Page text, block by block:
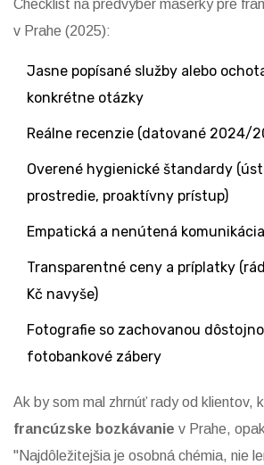
Checklist na predvýber masérky pre
v Prahe (2025):
Jasne popísané služby alebo
konkrétne otázky
Reálne recenzie (datované 2024/
Overené hygienické štandardy
prostredie, proaktívny prístup)
Empatická a nenútená komunikácia
Transparentné ceny a príplatky
Kč navyše)
Fotografie so zachovanou
fotobankové zábery
Ak by som mal zhrnúť rady od klientov,
francúzske bozkávanie v Prahe,
"Najdôležitejšia je osobná chémia, nie